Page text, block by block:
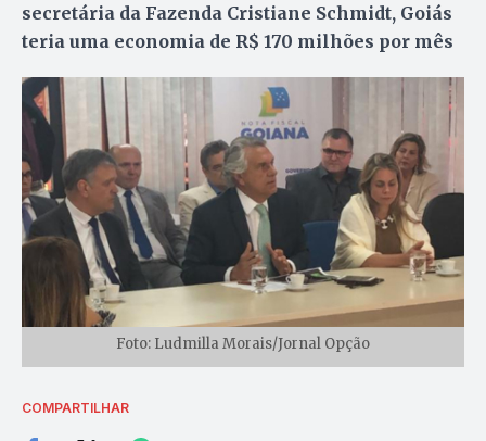
secretária da Fazenda Cristiane Schmidt, Goiás
teria uma economia de R$ 170 milhões por mês
Foto: Ludmilla Morais/Jornal Opção
COMPARTILHAR